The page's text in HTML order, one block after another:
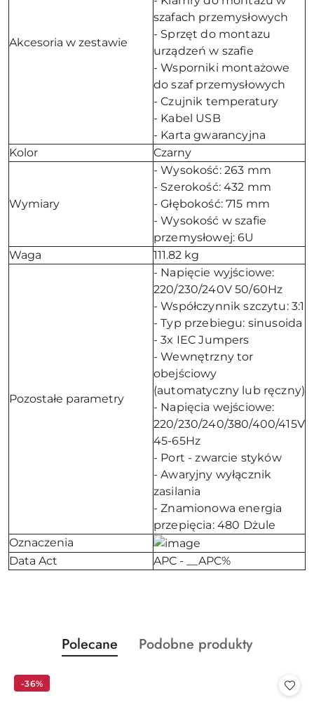
Akcesoria w zestawie
szafach przemysłowych
- Sprzęt do montazu
urządzeń w szafie
- Wsporniki montażowe
do szaf przemysłowych
- Czujnik temperatury
- Kabel USB
- Karta gwarancyjna
Kolor
Czarny
Wymiary
- Wysokość: 263 mm
- Szerokość: 432 mm
- Głębokość: 715 mm
- Wysokość w szafie
przemysłowej: 6U
Waga
111.82 kg
Pozostałe parametry
- Napięcie wyjściowe:
220/230/240V 50/60Hz
- Współczynnik szczytu: 3:1
- Typ przebiegu: sinusoida
- 3x IEC Jumpers
- Wewnętrzny tor
obejściowy
(automatyczny lub ręczny)
- Napięcia wejściowe:
220/230/240/380/400/415V
45-65Hz
- Port - zwarcie styków
- Awaryjny wyłącznik
zasilania
- Znamionowa energia
przepięcia: 480 Dżule
Oznaczenia
Data Act
APC - __APC%
Pomiń karuzelę produktów
Produkty
o
Polecane
Produkty
Podobne produkty
-36%